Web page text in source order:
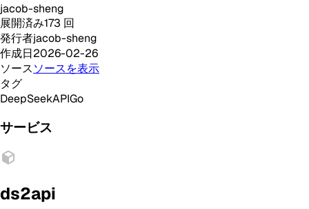
jacob-sheng
展開済み173 回
発行者jacob-sheng
作成日2026-02-26
ソースソースを表示
タグ
DeepSeekAPIGo
サービス
ds2api